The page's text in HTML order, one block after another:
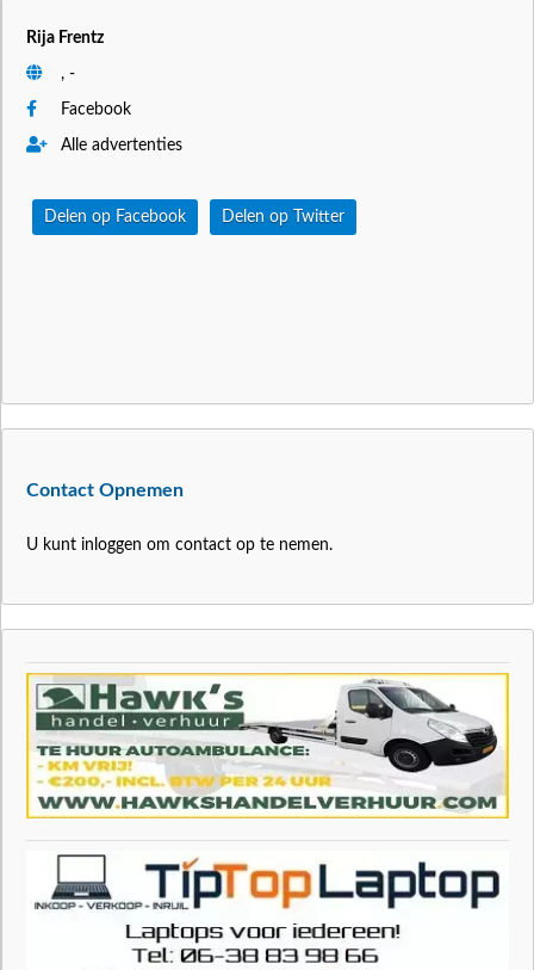
Rija Frentz
, -
Facebook
Alle advertenties
Delen op Facebook Delen op Twitter
Contact Opnemen
U kunt inloggen om contact op te nemen.